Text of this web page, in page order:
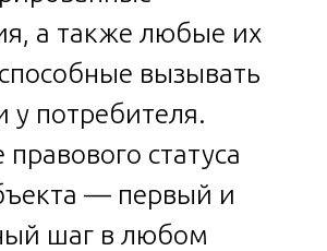
а также любые их
вызывать
у потребителя.
статуса
— первый и
шаг в любом